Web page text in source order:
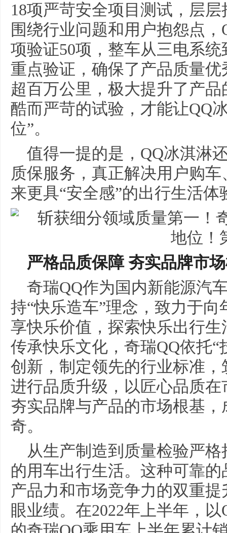
18项严苛安全项目测试，层
围绕行业问题和用户抱怨点
项验证50项，整车从三电系
重点验证，确保了产品质量
超百万公里，极大提升了产
酷而严苛的试验，才能让QQ
位”。
值得一提的是，QQ冰淇淋
质保服务，真正解决用户购
来更具“安全感”的出行生活体
严格品质保障 夯实品牌市
奇瑞QQ作为国内新能源汽
持“快乐造车”理念，致力于
享快乐价值，探索快乐出行
传承快乐文化，奇瑞QQ依托
创新，制定领先的行业标准
进行品质升级，以匠心品质
夯实品牌与产品的市场根基
奇。
从生产制造到质量检验严
的用车出行生活。这种可靠
产品力和市场竞争力的双重
眼业绩。在2022年上半年，